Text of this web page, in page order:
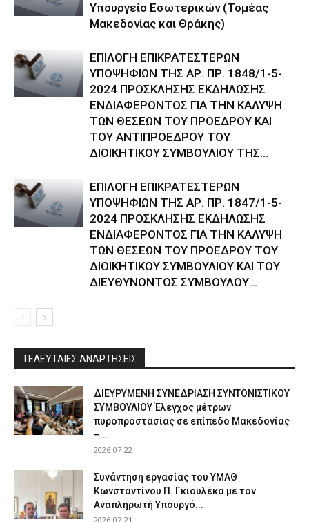
Υπουργείο Εσωτερικών (Τομέας
Μακεδονίας και Θράκης)
ΕΠΙΛΟΓΗ ΕΠΙΚΡΑΤΕΣΤΕΡΩΝ
ΥΠΟΨΗΦΙΩΝ ΤΗΣ ΑΡ. ΠΡ. 1848/1-5-
2024 ΠΡΟΣΚΛΗΣΗΣ ΕΚΔΗΛΩΣΗΣ
ΕΝΔΙΑΦΕΡΟΝΤΟΣ ΓΙΑ ΤΗΝ ΚΑΛΥΨΗ
ΤΩΝ ΘΕΣΕΩΝ ΤΟΥ ΠΡΟΕΔΡΟΥ ΚΑΙ
ΤΟΥ ΑΝΤΙΠΡΟΕΔΡΟΥ ΤΟΥ
ΔΙΟΙΚΗΤΙΚΟΥ ΣΥΜΒΟΥΛΙΟΥ ΤΗΣ...
ΕΠΙΛΟΓΗ ΕΠΙΚΡΑΤΕΣΤΕΡΩΝ
ΥΠΟΨΗΦΙΩΝ ΤΗΣ ΑΡ. ΠΡ. 1847/1-5-
2024 ΠΡΟΣΚΛΗΣΗΣ ΕΚΔΗΛΩΣΗΣ
ΕΝΔΙΑΦΕΡΟΝΤΟΣ ΓΙΑ ΤΗΝ ΚΑΛΥΨΗ
ΤΩΝ ΘΕΣΕΩΝ ΤΟΥ ΠΡΟΕΔΡΟΥ ΤΟΥ
ΔΙΟΙΚΗΤΙΚΟΥ ΣΥΜΒΟΥΛΙΟΥ ΚΑΙ ΤΟΥ
ΔΙΕΥΘΥΝΟΝΤΟΣ ΣΥΜΒΟΥΛΟΥ...
ΤΕΛΕΥΤΑΙΕΣ ΑΝΑΡΤΗΣΕΙΣ
ΔΙΕΥΡΥΜΕΝΗ ΣΥΝΕΔΡΙΑΣΗ ΣΥΝΤΟΝΙΣΤΙΚΟΥ
ΣΥΜΒΟΥΛΙΟΥ Έλεγχος μέτρων
πυροπροστασίας σε επίπεδο Μακεδονίας
–...
2026-07-22
Συνάντηση εργασίας του ΥΜΑΘ
Κωνσταντίνου Π. Γκιουλέκα με τον
Αναπληρωτή Υπουργό...
2026-07-21